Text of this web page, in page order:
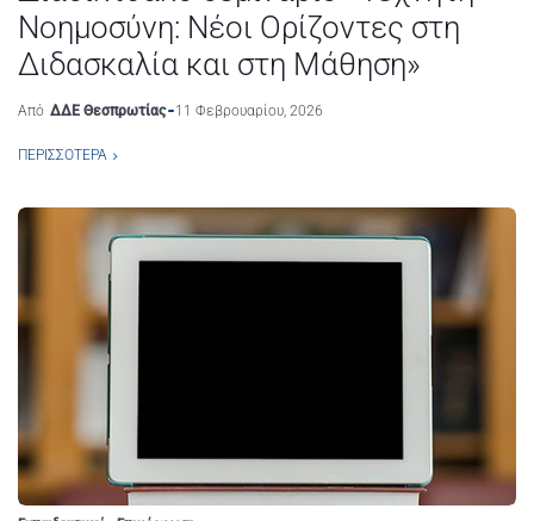
Νοημοσύνη: Νέοι Ορίζοντες στη
Διδασκαλία και στη Μάθηση»
Από ΔΔΕ Θεσπρωτίας 11 Φεβρουαρίου, 2026
ΠΕΡΙΣΣΌΤΕΡΑ